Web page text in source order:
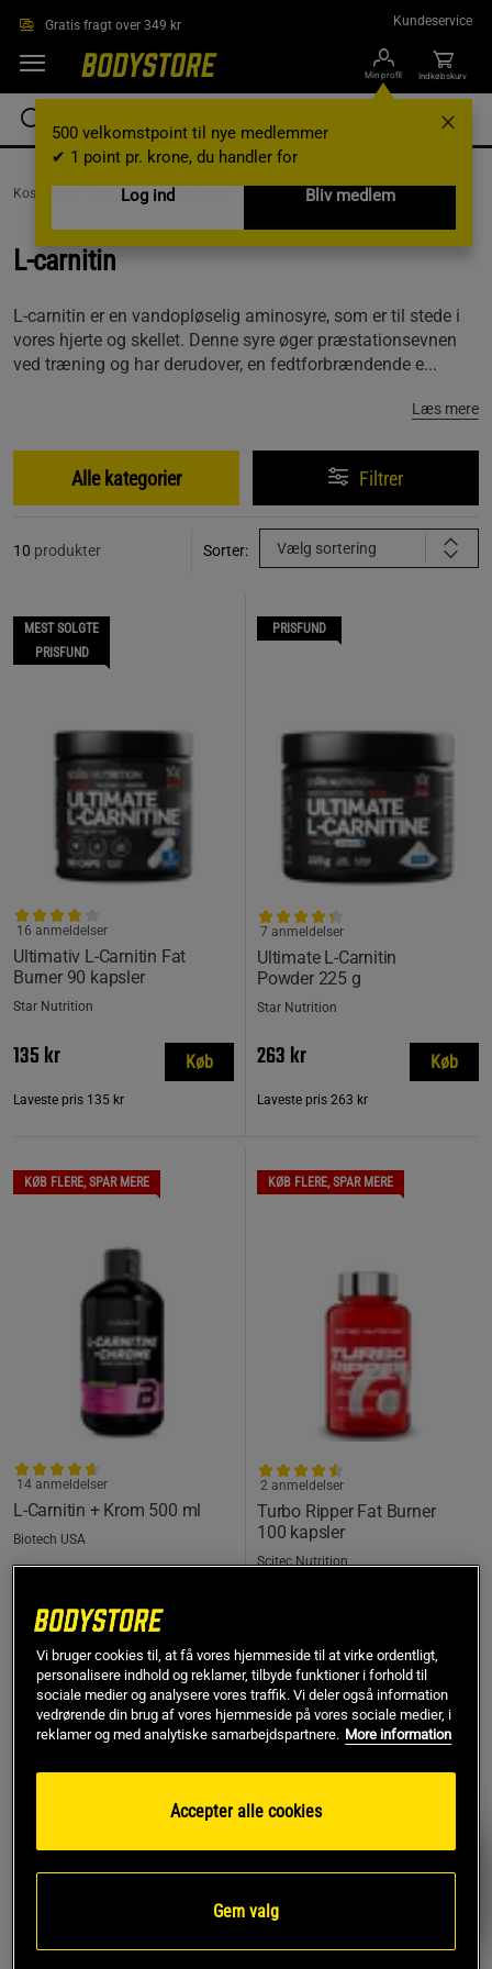
Gratis fragt over 349 kr Kundeservice
Min profil
500 velkomstpoint til nye medlemmer
✔ 1 point pr. krone, du handler for
Log ind
Bliv medlem
Indkøbskurv
Kosttilskud / Aminosyrer /
L-carnitin
L-carnitin er en vandopløselig aminosyre, som er til stede i
vores hjerte og skellet. Denne syre øger præstationsevnen
ved træning og har derudover, en fedtforbrændende e...
Læs mere
Alle kategorier Filtrer
10 produkter Sorter: Vælg sortering
MEST SOLGTE
PRISFUND
Ultimativ L-Carnitin Fat
Burner 90 kapsler
16 anmeldelser
Star Nutrition
135 kr
Laveste pris 135 kr
Køb
PRISFUND
Ultimate L-Carnitin
Powder 225 g
7 anmeldelser
Star Nutrition
263 kr
Laveste pris 263 kr
Køb
KØB FLERE, SPAR MERE
L-Carnitin + Krom 500 ml
14 anmeldelser
Biotech USA
169 kr
KØB FLERE, SPAR MERE
Turbo Ripper Fat Burner
100 kapsler
2 anmeldelser
Scitec Nutrition
10% 26%
Vi bruger cookies til, at få vores hjemmeside til at virke ordentligt,
personalisere indhold og reklamer, tilbyde funktioner i forhold til
sociale medier og analysere vores traffik. Vi deler også information
vedrørende din brug af vores hjemmeside på vores sociale medier, i
reklamer og med analytiske samarbejdspartnere. More information
Accepter alle cookies
Gem valg